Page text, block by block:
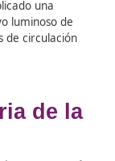
ha publicado una
luminoso
de